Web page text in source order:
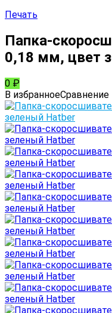
Печать
Папка-
0,18 мм, цвет
0 ₽
В избранноеСравнение